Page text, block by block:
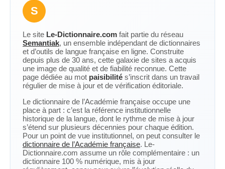
S
Le site Le-Dictionnaire.com fait partie du réseau
Semantiak, un ensemble indépendant de dictionnaires
et d’outils de langue française en ligne. Construite
depuis plus de 30 ans, cette galaxie de sites a acquis
une image de qualité et de fiabilité reconnue. Cette
page dédiée au mot paisibilité s’inscrit dans un travail
régulier de mise à jour et de vérification éditoriale.
Le dictionnaire de l’Académie française occupe une
place à part : c’est la référence institutionnelle
historique de la langue, dont le rythme de mise à jour
s’étend sur plusieurs décennies pour chaque édition.
Pour un point de vue institutionnel, on peut consulter le
dictionnaire de l’Académie française. Le-
Dictionnaire.com assume un rôle complémentaire : un
dictionnaire 100 % numérique, mis à jour